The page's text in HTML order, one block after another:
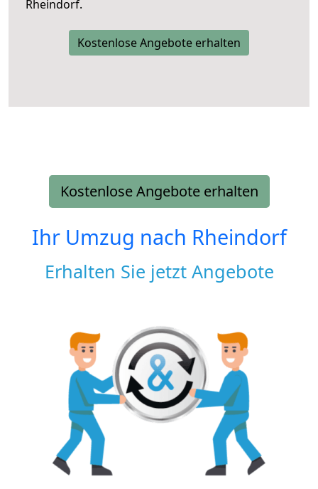
Rheindorf.
Kostenlose Angebote erhalten
Kostenlose Angebote erhalten
Ihr Umzug nach Rheindorf
Erhalten Sie jetzt Angebote